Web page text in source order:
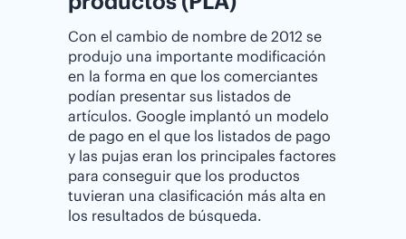
Con el cambio de nombre de 2012 se
produjo una importante modificación
en la forma en que los comerciantes
podían presentar sus listados de
artículos. Google implantó un modelo
de pago en el que los listados de pago
y las pujas eran los principales factores
para conseguir que los productos
tuvieran una clasificación más alta en
los resultados de búsqueda.